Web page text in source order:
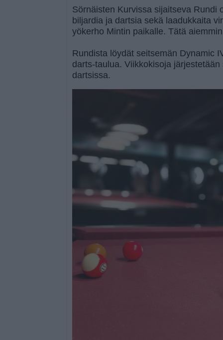
Sörnäisten Kurvissa sijaitseva Rundi
biljardia ja dartsia sekä laadukkaita
yökerho Mintin paikalle. Tätä
Rundista löydät seitsemän Dynamic
darts-taulua. Viikkokisoja
dartsissa.